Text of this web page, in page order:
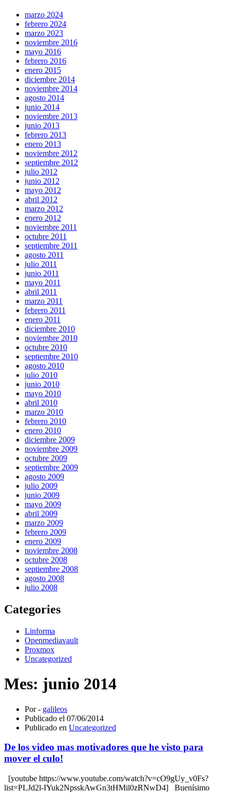
marzo 2024
febrero 2024
marzo 2023
noviembre 2016
mayo 2016
febrero 2016
enero 2015
diciembre 2014
noviembre 2014
agosto 2014
junio 2014
noviembre 2013
junio 2013
febrero 2013
enero 2013
noviembre 2012
septiembre 2012
julio 2012
junio 2012
mayo 2012
abril 2012
marzo 2012
enero 2012
noviembre 2011
octubre 2011
septiembre 2011
agosto 2011
julio 2011
junio 2011
mayo 2011
abril 2011
marzo 2011
febrero 2011
enero 2011
diciembre 2010
noviembre 2010
octubre 2010
septiembre 2010
agosto 2010
julio 2010
junio 2010
mayo 2010
abril 2010
marzo 2010
febrero 2010
enero 2010
diciembre 2009
noviembre 2009
octubre 2009
septiembre 2009
agosto 2009
julio 2009
junio 2009
mayo 2009
abril 2009
marzo 2009
febrero 2009
enero 2009
noviembre 2008
octubre 2008
septiembre 2008
agosto 2008
julio 2008
Categories
Linforma
Openmediavault
Proxmox
Uncategorized
Mes: junio 2014
Por - galileos
Publicado el 07/06/2014
Publicado en Uncategorized
De los video mas motivadores que he visto para
mover el culo!
[youtube https://www.youtube.com/watch?v=cO9gUy_v0Fs?
list=PLJd2l-IYuk2NpsskAwGn3tHMil0zRNwD4] Buenísimo